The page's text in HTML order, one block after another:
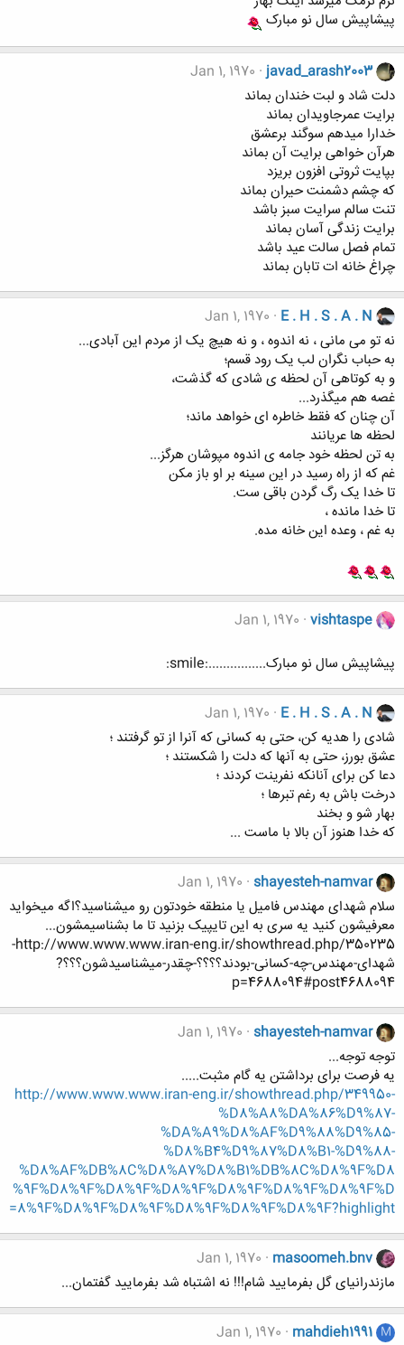
پیشاپیش سال نو مبارک
javad_arash2003
Jan 1, 1970
دلت شاد و لبت خندان بماند
برایت عمرجاویدان بماند
خدارا میدهم سوگند برعشق
هرآن خواهی برایت آن بماند
بپایت ثروتی افزون بریزد
که چشم دشمنت حیران بماند
تنت سالم سرایت سبز باشد
برایت زندگی آسان بماند
تمام فصل سالت عید باشد
چراغ خانه ات تابان بماند
E . H . S . A . N
Jan 1, 1970
نه تو می مانی ، نه اندوه ، و نه هیچ یک از مردم این آبادی...
به حباب نگران لب یک رود قسم؛
و به کوتاهی آن لحظه ی شادی که گذشت،
غصه هم میگذرد...
آن چنان که فقط خاطره ای خواهد ماند؛
لحظه ها عریانند
به تن لحظه خود جامه ی اندوه مپوشان هرگز...
غم که از راه رسید در این سینه بر او باز مکن
تا خدا یک رگ گردن باقی ست.
تا خدا مانده ،
به غم ، وعده این خانه مده.
vishtaspe
Jan 1, 1970
پیشاپیش سال نو مبارک................:smile:
E . H . S . A . N
Jan 1, 1970
شادی را هدیه کن، حتی به کسانی که آنرا از تو گرفتند ؛
عشق بورز، حتی به آنها که دلت را شکستند ؛
دعا کن برای آنانکه نفرینت کردند ؛
درخت باش به رغم تبرها ؛
بهار شو و بخند
که خدا هنوز آن بالا با ماست ...
shayesteh-namvar
Jan 1, 1970
سلام شهدای مهندس فامیل یا منطقه خودتون رو میشناسید؟اگه میخواید
معرفیشون کنید یه سری به این تایپیک بزنید تا ما بشناسیمشون...
http://www.www.www.iran-eng.ir/showthread.php/350235-
شهدای-مهندس-چه-کسانی-بودند؟؟؟؟-چقدر-میشناسیدشون؟؟؟?
p=4688094#post4688094
shayesteh-namvar
Jan 1, 1970
توجه توجه...
یه فرصت برای برداشتن یه گام مثبت.....
http://www.www.www.iran-eng.ir/showthread.php/349950-
%D8%A8%DA%86%D9%87-
%DA%A9%D8%AF%D9%88%D9%85-
%D8%B4%D9%87%D8%B1-%D9%88-
%D8%AF%DB%8C%D8%A7%D8%B1%DB%8C%D8%9F%D8
%9F%D8%9F%D8%9F%D8%9F%D8%9F%D8%9F%D8%9F%D
8%9F%D8%9F%D8%9F%D8%9F%D8%9F%D8%9F?highlight=
masoomeh.bnv
Jan 1, 1970
مازندرانیای گل بفرمایید شام!!! نه اشتباه شد بفرمایید گفتمان...
M
mahdieh1991
Jan 1, 1970